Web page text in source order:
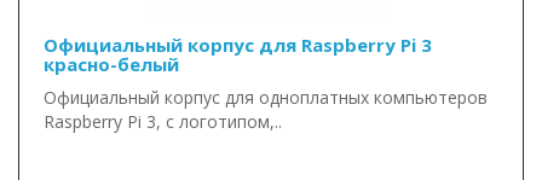
Официальный корпус для Raspberry Pi 3
красно-белый
Официальный корпус для одноплатных компьютеров
Raspberry Pi 3, с логотипом,..